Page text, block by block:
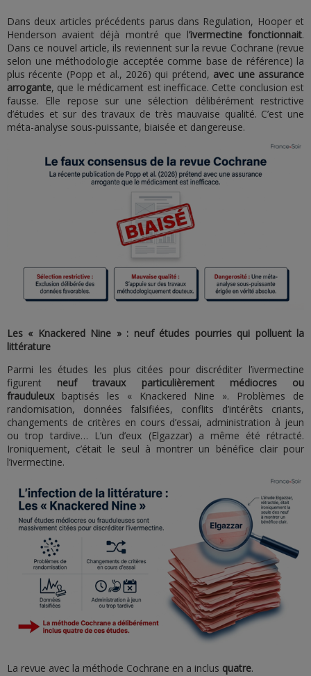
Dans deux articles précédents parus dans Regulation, Hooper et
Henderson avaient déjà montré que l’ivermectine fonctionnait.
Dans ce nouvel article, ils reviennent sur la revue Cochrane (revue
selon une méthodologie acceptée comme base de référence) la
plus récente (Popp et al., 2026) qui prétend, avec une assurance
arrogante, que le médicament est inefficace. Cette conclusion est
fausse. Elle repose sur une sélection délibérément restrictive
d’études et sur des travaux de très mauvaise qualité. C’est une
méta-analyse sous-puissante, biaisée et dangereuse.
Les « Knackered Nine » : neuf études pourries qui polluent la
littérature
Parmi les études les plus citées pour discréditer l’ivermectine
figurent neuf travaux particulièrement médiocres ou
frauduleuxbaptisés les « Knackered Nine ». Problèmes de
randomisation, données falsifiées, conflits d’intérêts criants,
changements de critères en cours d’essai, administration à jeun
ou trop tardive… L’un d’eux (Elgazzar) a même été rétracté.
Ironiquement, c’était le seul à montrer un bénéfice clair pour
l’ivermectine.
La revue avec la méthode Cochrane en a inclus quatre.